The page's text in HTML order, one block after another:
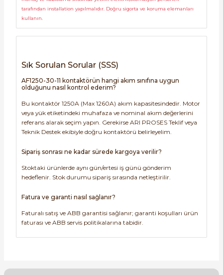
tarafından installation yapılmalıdır. Doğru sigorta ve koruma elemanları
kullanın.
Sık Sorulan Sorular (SSS)
AF1250-30-11 kontaktörün hangi akım sınıfına uygun
olduğunu nasıl kontrol ederim?
Bu kontaktör 1250A (Max 1260A) akım kapasitesindedir. Motor
veya yük etiketindeki muhafaza ve nominal akım değerlerini
referans alarak seçim yapın. Gerekirse ARI PROSES Teklif veya
Teknik Destek ekibiyle doğru kontaktörü belirleyelim.
Sipariş sonrası ne kadar sürede kargoya verilir?
Stoktaki ürünlerde aynı gün/ertesi iş günü gönderim
hedeflenir. Stok durumu sipariş sırasında netleştirilir.
Fatura ve garanti nasıl sağlanır?
Faturalı satış ve ABB garantisi sağlanır; garanti koşulları ürün
faturası ve ABB servis politikalarına tabidir.